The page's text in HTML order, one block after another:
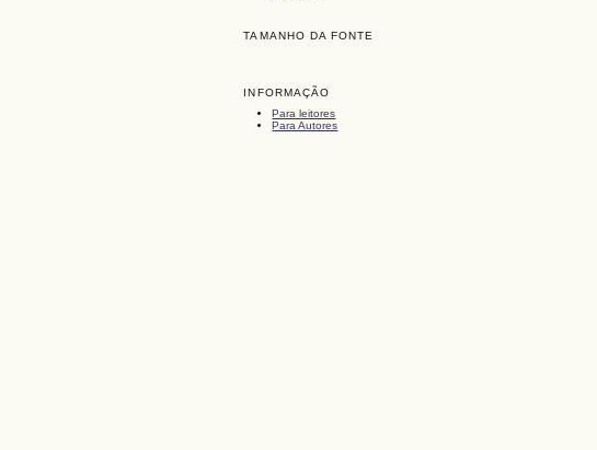
TAMANHO DA FONTE
INFORMAÇÃO
Para leitores
Para Autores